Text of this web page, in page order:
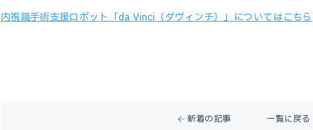
内視鏡手術支援ロボット「da Vinci（ダヴィンチ）」についてはこちら
新着の記事 一覧に戻る